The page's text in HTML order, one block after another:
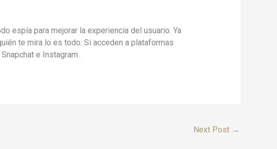
espía para mejorar la experiencia del usuario. Ya
te mira lo es todo. Si acceden a plataformas
e Instagram.
Next Post →